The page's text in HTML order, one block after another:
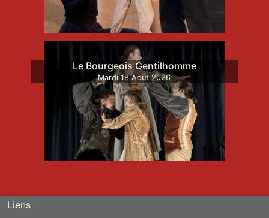
Le Bourgeois Gentilhomme
Mardi 18 Aout 2026
Liens